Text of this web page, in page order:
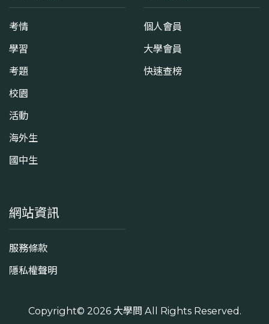
考情
學習
考題
校園
活動
海外生
國中生
個人會員
大學會員
快速查榜
網站資訊
服務條款
隱私權聲明
Copyright© 2026 大學問 All Rights Reserved.